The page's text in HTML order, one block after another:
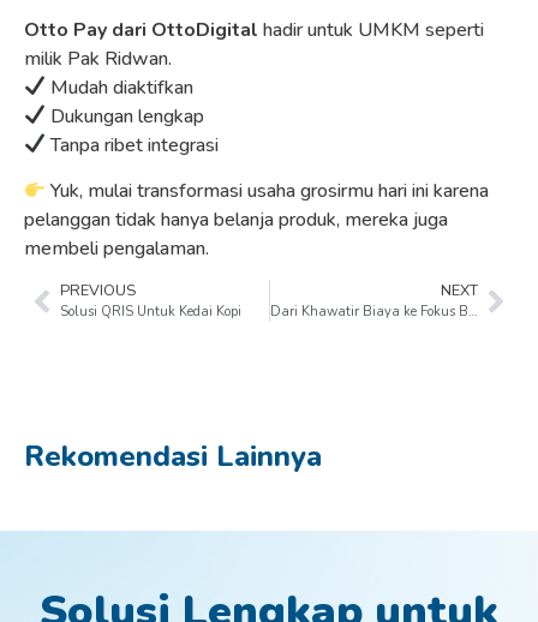
Otto Pay dari OttoDigital hadir untuk UMKM seperti
milik Pak Ridwan.
Mudah diaktifkan
Dukungan lengkap
Tanpa ribet integrasi
Yuk, mulai transformasi usaha grosirmu hari ini karena
pelanggan tidak hanya belanja produk, mereka juga
membeli pengalaman.
PREVIOUS
Solusi QRIS Untuk Kedai Kopi
NEXT
Dari Khawatir Biaya ke Fokus Belajar
Rekomendasi Lainnya